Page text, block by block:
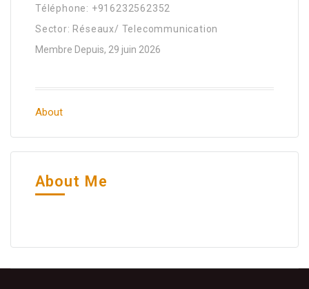
Téléphone: +916232562352
Sector: Réseaux/ Telecommunication
Membre Depuis, 29 juin 2026
About
About Me